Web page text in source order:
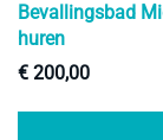
Bevallingsbad
huren
€ 200,00